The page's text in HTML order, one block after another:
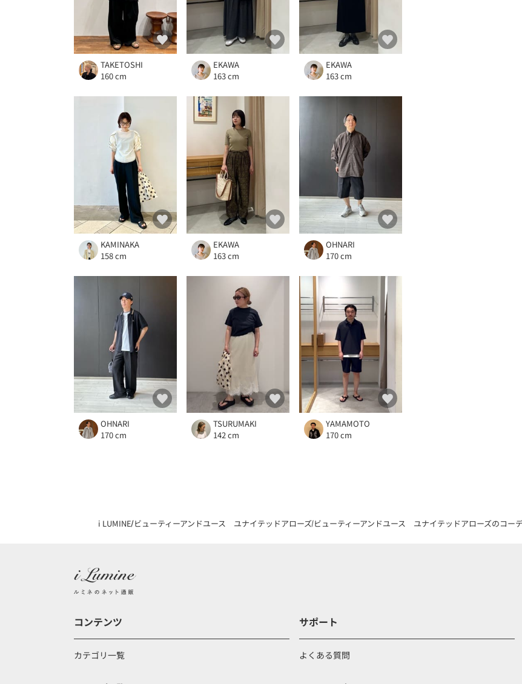
TAKETOSHI
160 cm
EKAWA
163 cm
EKAWA
163 cm
KAMINAKA
158 cm
EKAWA
163 cm
OHNARI
170 cm
OHNARI
170 cm
TSURUMAKI
142 cm
YAMAMOTO
170 cm
i LUMINE ビューティーアンドユース ユナイテッドアローズ ビューティーアンドユース ユナイテッドアローズのコー
コンテンツ
カテゴリ一覧
サポート
よくある質問